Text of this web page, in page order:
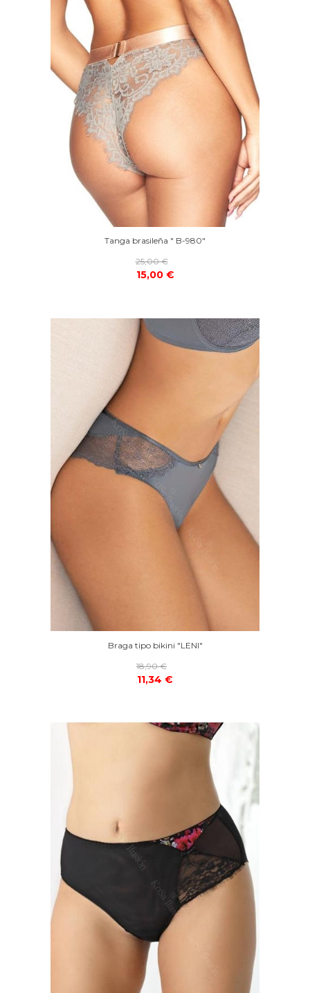
Tanga brasileña " B-980"
25,00 €
15,00 €
Braga tipo bikini "LENI"
18,90 €
11,34 €